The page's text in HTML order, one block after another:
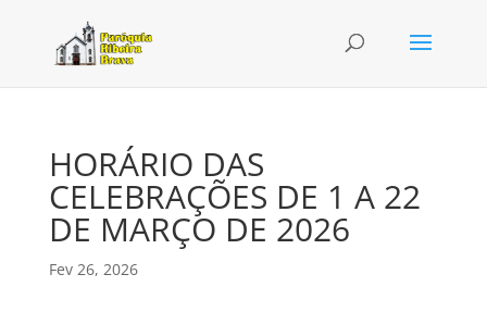
HORÁRIO DAS
CELEBRAÇÕES DE 1 A 22
DE MARÇO DE 2026
Fev 26, 2026